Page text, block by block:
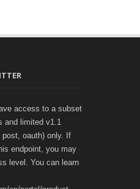
access to a subset
and limited v1.1
oauth) only. If
endpoint, you may
level. You can learn